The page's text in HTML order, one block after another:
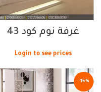
غرفة نوم كود 43
Login to see prices
-15%